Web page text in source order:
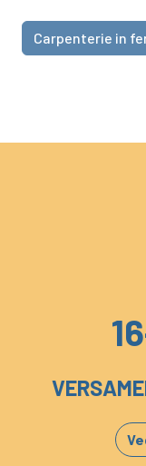
Carpenterie in